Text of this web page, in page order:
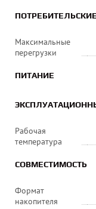
Максимальные
перегрузки
ПИТАНИЕ
Рабочая
температура
СОВМЕСТИМОСТЬ
Формат
накопителя